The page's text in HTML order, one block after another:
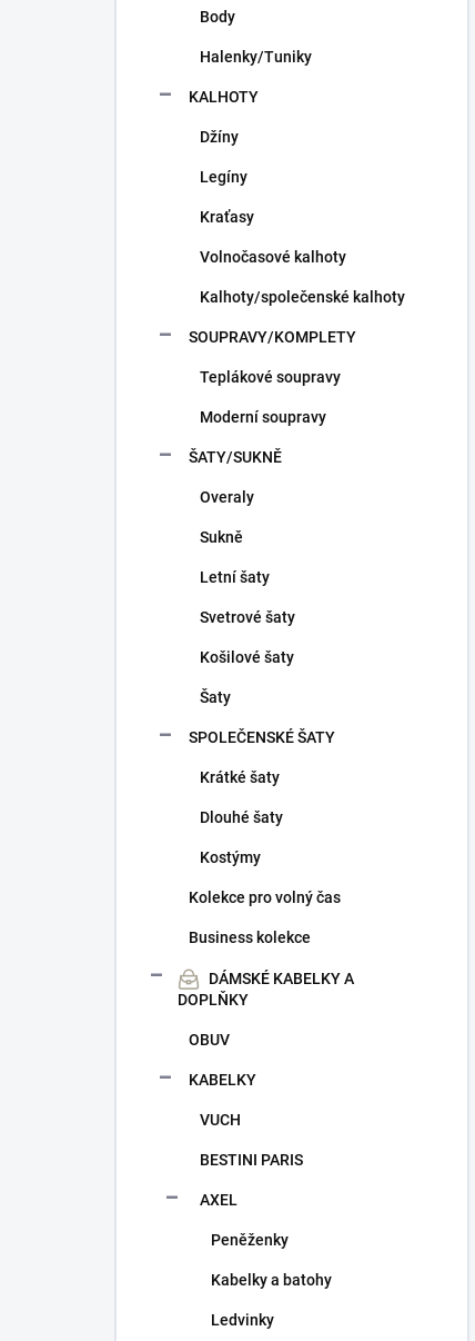
Body
Halenky/Tuniky
KALHOTY
Džíny
Legíny
Kraťasy
Volnočasové kalhoty
Kalhoty/společenské kalhoty
SOUPRAVY/KOMPLETY
Teplákové soupravy
Moderní soupravy
ŠATY/SUKNĚ
Overaly
Sukně
Letní šaty
Svetrové šaty
Košilové šaty
Šaty
SPOLEČENSKÉ ŠATY
Krátké šaty
Dlouhé šaty
Kostýmy
Kolekce pro volný čas
Business kolekce
DÁMSKÉ KABELKY A
DOPLŇKY
OBUV
KABELKY
VUCH
BESTINI PARIS
AXEL
Peněženky
Kabelky a batohy
Ledvinky